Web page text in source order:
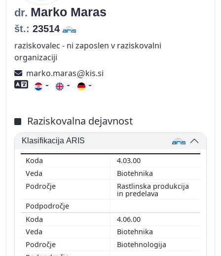
dr. Marko Maras
št.: 23514
raziskovalec - ni zaposlen v raziskovalni
organizaciji
marko.maras
kis.si
Znanje tujih jezikov
Raziskovalna dejavnost
Klasifikacija ARIS
4.03.00
Biotehnika
Rastlinska produkcija
in predelava
4.06.00
Biotehnika
Biotehnologija